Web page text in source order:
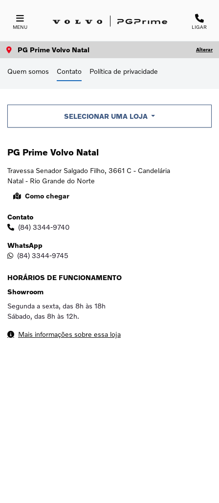
MENU LIGAR
PG Prime Volvo Natal Alterar
Quem somos Contato Política de privacidade
SELECIONAR UMA LOJA
PG Prime Volvo Natal
Travessa Senador Salgado Filho, 3661 C - Candelária
Natal - Rio Grande do Norte
Como chegar
Contato
(84) 3344-9740
WhatsApp
(84) 3344-9745
HORÁRIOS DE FUNCIONAMENTO
Showroom
Segunda a sexta, das 8h às 18h
Sábado, das 8h às 12h.
Mais informações sobre essa loja